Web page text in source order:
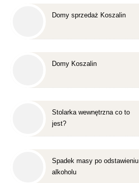
Domy sprzedaż Koszalin
Domy Koszalin
Stolarka wewnętrzna co to
jest?
Spadek masy po odstawieniu
alkoholu